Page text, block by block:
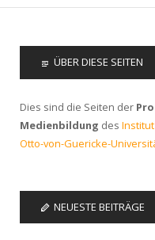
ÜBER DIESE SEITEN
Dies sind die Seiten der
Medienbildung des
Otto-von-Guericke-
NEUESTE BEITRÄGE